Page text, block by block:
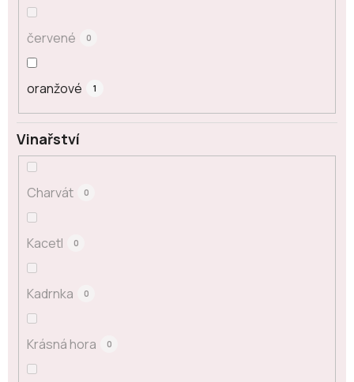
červené 0
oranžové 1
Vinařství
Charvát 0
Kacetl 0
Kadrnka 0
Krásná hora 0